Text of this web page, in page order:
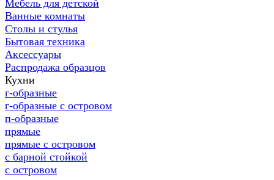
Мебель для детской
Ванные комнаты
Столы и стулья
Бытовая техника
Аксессуары
Распродажа образцов
Кухни
г-образные
г-образные с островом
п-образные
прямые
прямые с островом
с барной стойкой
с островом